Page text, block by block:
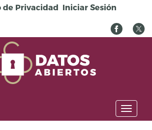
principal
de Privacidad Iniciar Sesión
Toggle